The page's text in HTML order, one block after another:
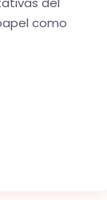
como